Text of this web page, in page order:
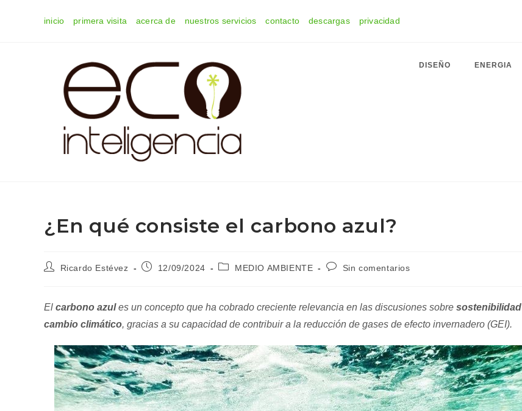
inicio primera visita acerca de nuestros servicios contacto descargas privacidad
DISEÑO ENERGIA
¿En qué consiste el carbono azul?
AutorRicardo Estévez
Publicación
12/09/2024
Categoría
MEDIO AMBIENTE
Comentarios
Sin comentarios
El carbono azules un concepto que ha cobrado creciente relevancia en las discusiones sobre sostenibilidad
cambio climático, gracias a su capacidad de contribuir a la reducción de gases de efecto invernadero (GEI).